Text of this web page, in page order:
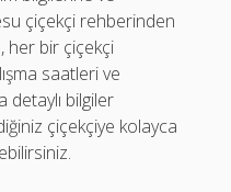
çiçekçi rehberinden
her bir çiçekçi
saatleri ve
detaylı bilgiler
çiçekçiye kolayca